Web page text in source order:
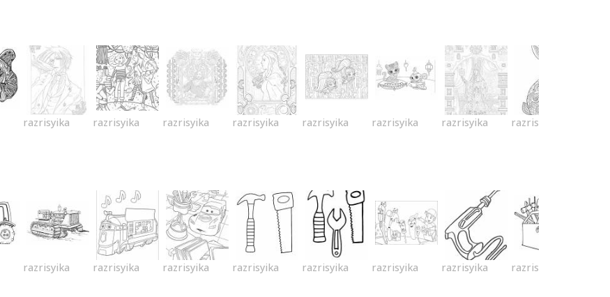
razrisyika razrisyika razrisyika razrisyika razrisyika razrisyika razrisyika razrisyika
razrisyika razrisyika razrisyika razrisyika razrisyika razrisyika razrisyika razrisyika